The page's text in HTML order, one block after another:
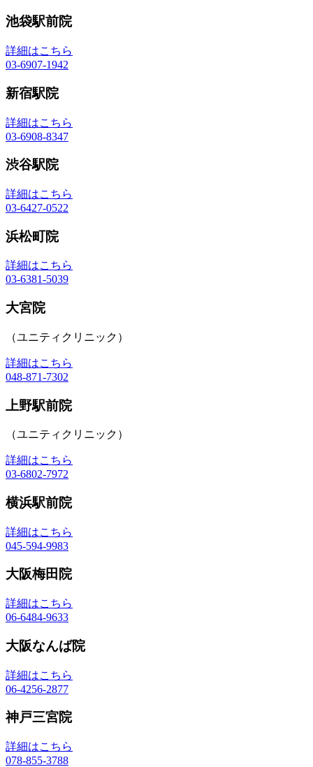
池袋駅前院
詳細はこちら
03-6907-1942
新宿駅院
詳細はこちら
03-6908-8347
渋谷駅院
詳細はこちら
03-6427-0522
浜松町院
詳細はこちら
03-6381-5039
大宮院
（ユニティクリニック）
詳細はこちら
048-871-7302
上野駅前院
（ユニティクリニック）
詳細はこちら
03-6802-7972
横浜駅前院
詳細はこちら
045-594-9983
大阪梅田院
詳細はこちら
06-6484-9633
大阪なんば院
詳細はこちら
06-4256-2877
神戸三宮院
詳細はこちら
078-855-3788